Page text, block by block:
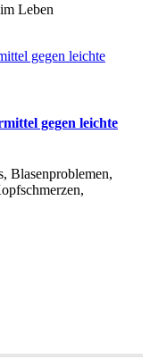
Leben
gegen leichte
Blasenproblemen,